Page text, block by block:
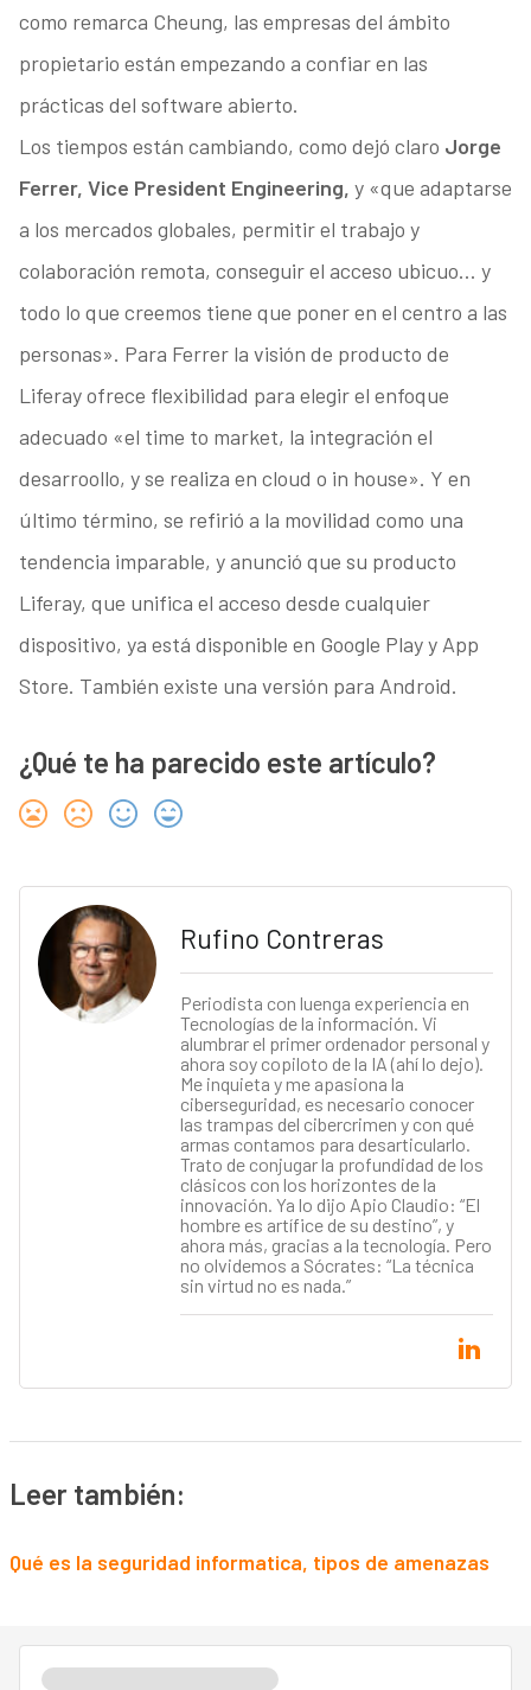
como remarca Cheung, las empresas del ámbito
propietario están empezando a confiar en las
prácticas del software abierto.
Los tiempos están cambiando, como dejó claro Jorge
Ferrer, Vice President Engineering, y «que adaptarse
a los mercados globales, permitir el trabajo y
colaboración remota, conseguir el acceso ubicuo… y
todo lo que creemos tiene que poner en el centro a las
personas». Para Ferrer la visión de producto de
Liferay ofrece flexibilidad para elegir el enfoque
adecuado «el time to market, la integración el
desarroollo, y se realiza en cloud o in house». Y en
último término, se refirió a la movilidad como una
tendencia imparable, y anunció que su producto
Liferay, que unifica el acceso desde cualquier
dispositivo, ya está disponible en Google Play y App
Store. También existe una versión para Android.
¿Qué te ha parecido este artículo?
Rufino Contreras
Periodista con luenga experiencia en
Tecnologías de la información. Vi
alumbrar el primer ordenador personal y
ahora soy copiloto de la IA (ahí lo dejo).
Me inquieta y me apasiona la
ciberseguridad, es necesario conocer
las trampas del cibercrimen y con qué
armas contamos para desarticularlo.
Trato de conjugar la profundidad de los
clásicos con los horizontes de la
innovación. Ya lo dijo Apio Claudio: “El
hombre es artífice de su destino”, y
ahora más, gracias a la tecnología. Pero
no olvidemos a Sócrates: “La técnica
sin virtud no es nada.”
Leer también:
Qué es la seguridad informatica, tipos de amenazas